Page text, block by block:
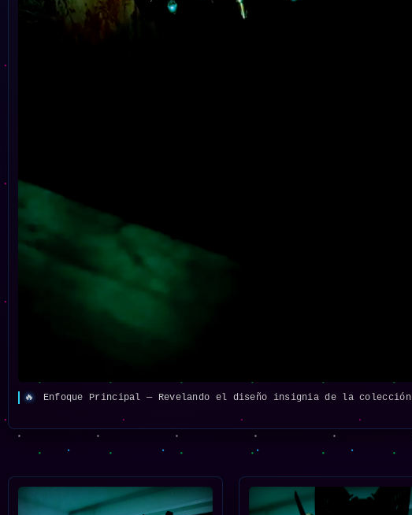
🔥 Enfoque Principal — Revelando el diseño insignia de la colección